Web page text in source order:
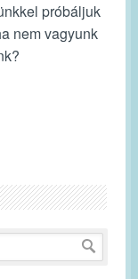
próbáljuk
nem vagyunk